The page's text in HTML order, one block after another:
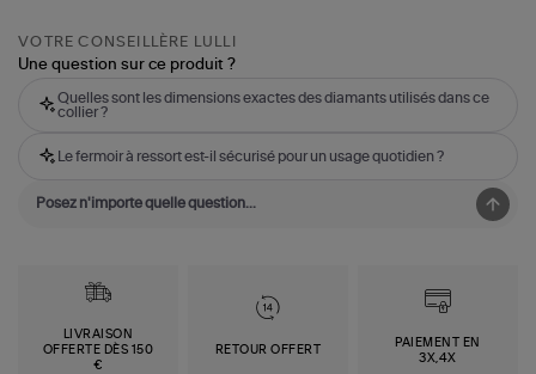
VOTRE CONSEILLÈRE LULLI
Une question sur ce produit ?
Quelles sont les dimensions exactes des diamants utilisés dans ce
collier ?
Le fermoir à ressort est-il sécurisé pour un usage quotidien ?
LIVRAISON
OFFERTE DÈS 150
€
RETOUR OFFERT
PAIEMENT EN
3X,4X